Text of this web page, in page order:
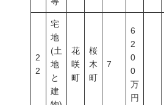
2
2
宅
地
(土
地
と
建
花
咲
町
桜
木
町
7
6
2
0
0
万
円